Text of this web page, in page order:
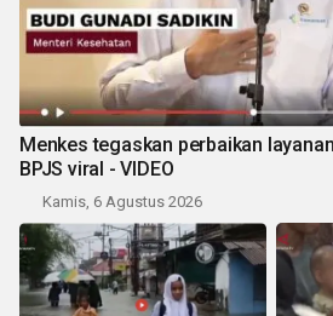
Menkes tegaskan perbaikan
BPJS viral - VIDEO
Kamis, 6 Agustus 2026